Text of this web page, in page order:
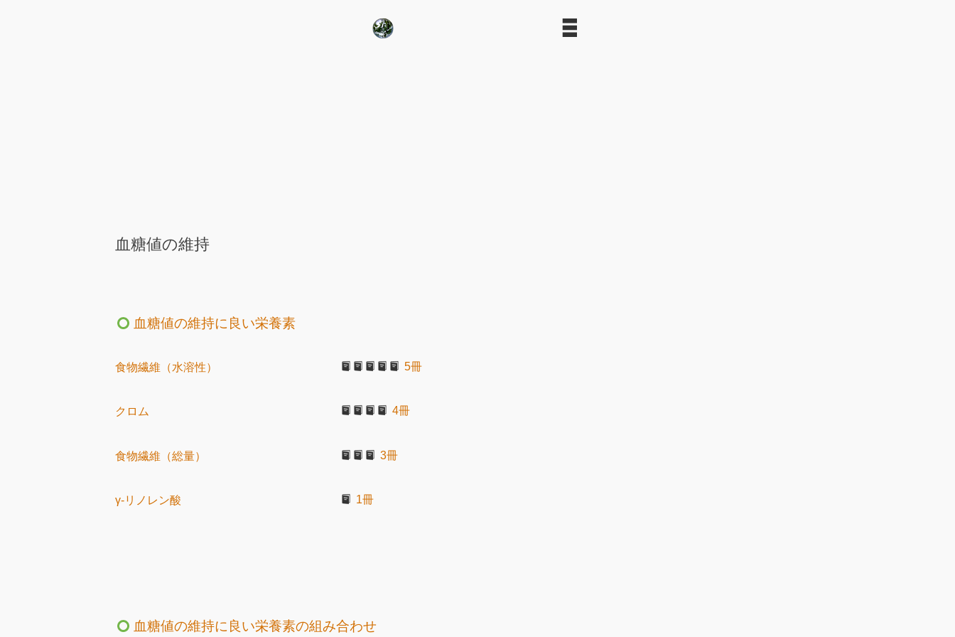
血糖値の維持
血糖値の維持に良い栄養素
食物繊維（水溶性） 5冊
クロム 4冊
食物繊維（総量） 3冊
γ-リノレン酸 1冊
血糖値の維持に良い栄養素の組み合わせ